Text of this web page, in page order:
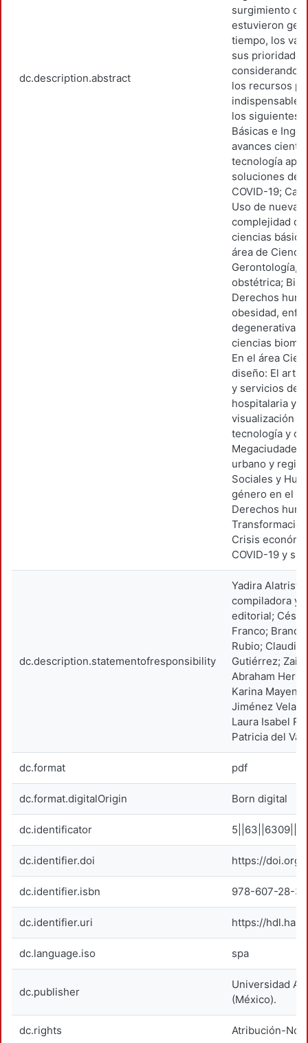
dc.description.abstract
surgimiento
estuvieron
tiempo, los
sus
considerando,
los recursos
los siguientes:
Básicas e
avances
tecnología
soluciones
COVID-19;
Uso de
complejidad
ciencias
área de
Gerontología,
obstétrica;
Derechos
obesidad,
degenerativas
ciencias
En el área
diseño: El arte
y servicios del
hospitalaria y
visualización
tecnología y
Megaciudades
urbano y
Sociales y
género en el
Derechos
Crisis
COVID-19 y
dc.description.statementofresponsibility
Yadira
compiladora y
editorial;
Franco;
Rubio; Claudia
Gutiérrez;
Abraham
Karina Mayen
Jiménez
Laura Isabel
Patricia del
dc.format pdf
dc.format.digitalOrigin Born digital
dc.identificator
dc.identifier.doi https://doi.org/
dc.identifier.isbn 978-607-28-
dc.identifier.uri https://
dc.language.iso spa
dc.publisher
Universidad
(México).
dc.rights Atribución-